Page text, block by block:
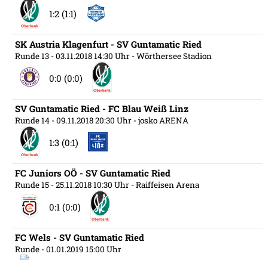
1:2 (1:1)
SK Austria Klagenfurt - SV Guntamatic Ried
Runde 13 - 03.11.2018 14:30 Uhr - Wörthersee Stadion
0:0 (0:0)
SV Guntamatic Ried - FC Blau Weiß Linz
Runde 14 - 09.11.2018 20:30 Uhr - josko ARENA
1:3 (0:1)
FC Juniors OÖ - SV Guntamatic Ried
Runde 15 - 25.11.2018 10:30 Uhr - Raiffeisen Arena
0:1 (0:0)
FC Wels - SV Guntamatic Ried
Runde - 01.01.2019 15:00 Uhr